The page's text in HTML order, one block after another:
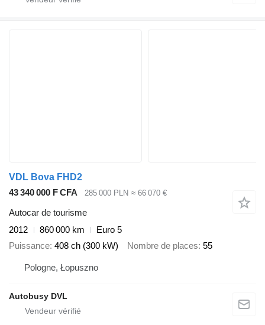
VDL Bova FHD2
43 340 000 F CFA
285 000 PLN ≈ 66 070 €
Autocar de tourisme
2012
860 000 km
Euro 5
Puissance 408 ch (300 kW) Nombre de places 55
Pologne, Łopuszno
Autobusy DVL